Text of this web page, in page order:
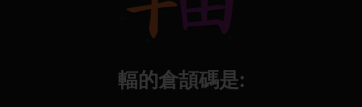
輻的倉頡碼是: